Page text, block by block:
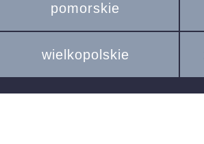
pomorskie
wielkopolskie